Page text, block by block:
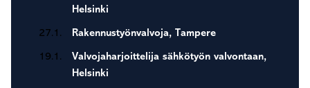
Helsinki
27.1. Rakennustyönvalvoja, Tampere
19.1.
Valvojaharjoittelija sähkötyön valvontaan,
Helsinki